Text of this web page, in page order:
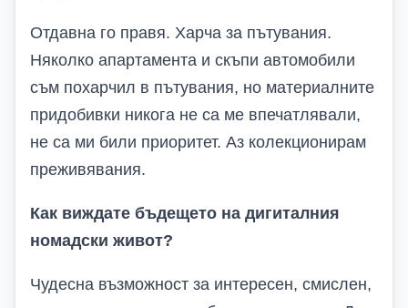
Отдавна го правя. Харча за пътувания.
Няколко апартамента и скъпи автомобили
съм похарчил в пътувания, но материалните
придобивки никога не са ме впечатлявали,
не са ми били приоритет. Аз колекционирам
преживявания.
Как виждате бъдещето на дигиталния
номадски живот?
Чудесна възможност за интересен, смислен,